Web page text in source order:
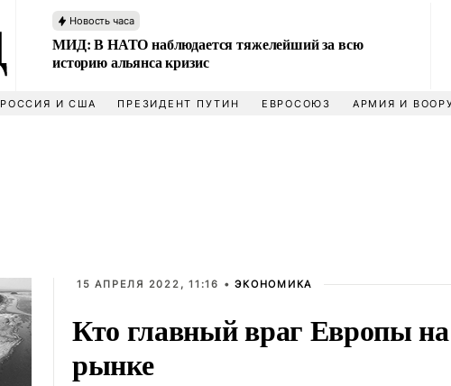
Новость часа
МИД: В НАТО наблюдается тяжелейший за всю
историю альянса кризис
РОССИЯ И США ПРЕЗИДЕНТ ПУТИН ЕВРОСОЮЗ АРМИЯ И
15 АПРЕЛЯ 2022, 11:16 •ЭКОНОМИКА
Кто главный враг Европы на
рынке